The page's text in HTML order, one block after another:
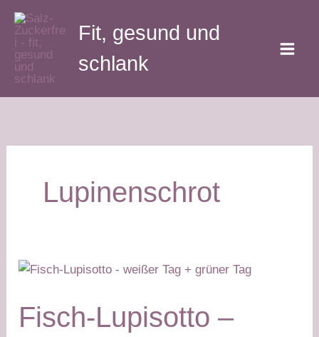
Zum
Inhalt
springen
Fit, gesund und
schlank
Lupinenschrot
Fisch-Lupisotto –